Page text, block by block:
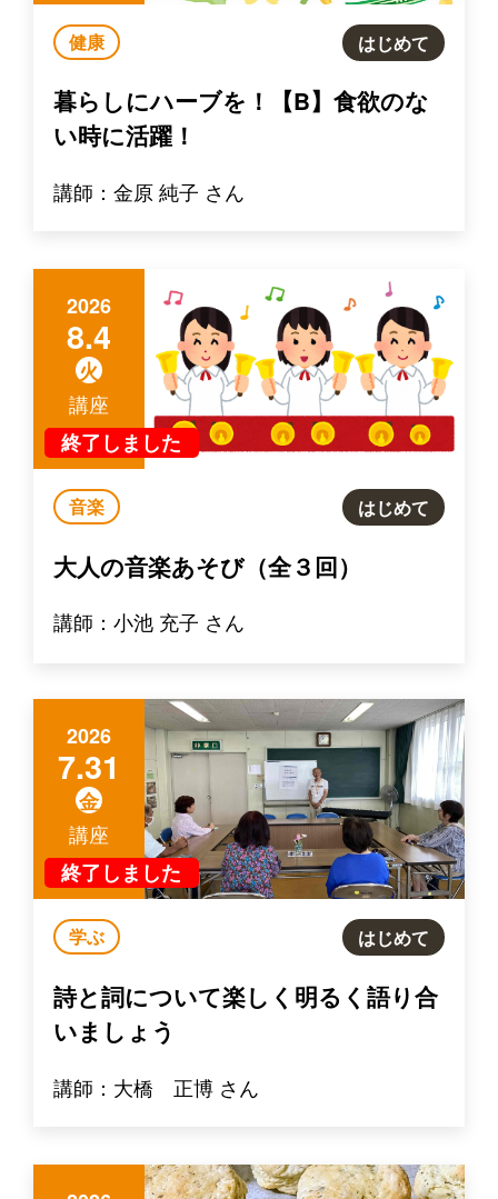
健康 はじめて
暮らしにハーブを！【B】食欲のな
い時に活躍！
講師：金原 純子 さん
2026
8.4
火
終了しました
講座
音楽 はじめて
大人の音楽あそび（全３回）
講師：小池 充子 さん
2026
7.31
金
終了しました
講座
学ぶ はじめて
詩と詞について楽しく明るく語り合
いましょう
講師：大橋 正博 さん